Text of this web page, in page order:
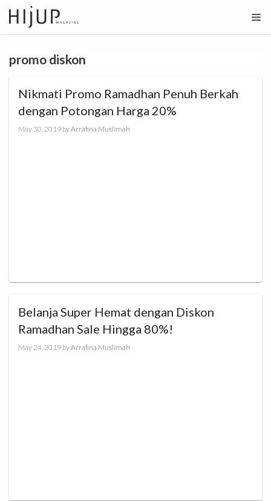
Skip
to
content
promo diskon
Nikmati Promo Ramadhan Penuh Berkah
dengan Potongan Harga 20%
May 30, 2019 byArrafina Muslimah
Belanja Super Hemat dengan Diskon
Ramadhan Sale Hingga 80%!
May 24, 2019 byArrafina Muslimah